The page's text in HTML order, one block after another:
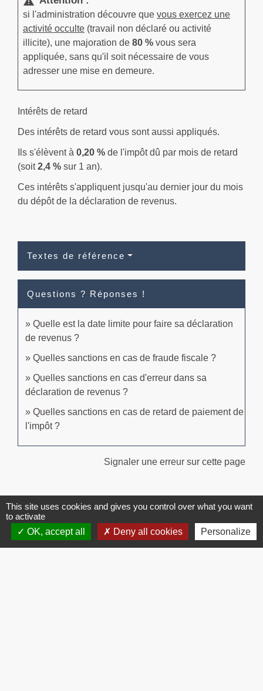
si l'administration découvre que vous exercez une
activité occulte (travail non déclaré ou activité
illicite), une majoration de 80 % vous sera
appliquée, sans qu'il soit nécessaire de vous
adresser une mise en demeure.
Intérêts de retard
Des intérêts de retard vous sont aussi appliqués.
Ils s'élèvent à 0,20 % de l'impôt dû par mois de retard
(soit2,4 % sur 1 an).
Ces intérêts s'appliquent jusqu'au dernier jour du mois
du dépôt de la déclaration de revenus.
Textes de référence
Questions ? Réponses !
Quelle est la date limite pour faire sa déclaration
de revenus ?
Quelles sanctions en cas de fraude fiscale ?
Quelles sanctions en cas d'erreur dans sa
déclaration de revenus ?
Quelles sanctions en cas de retard de paiement de
l'impôt ?
Signaler une erreur sur cette page
Contacts
This site uses cookies and gives you control over what you want
to activate
OK, accept all
Deny all cookies Personalize